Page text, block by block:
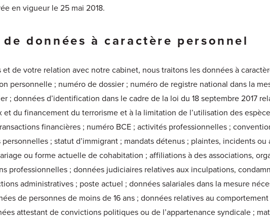
en vigueur le 25 mai 2018.
données à caractère personnel
de votre relation avec notre cabinet, nous traitons les données à
personnelle ; numéro de dossier ; numéro de registre national dans la
; données d’identification dans le cadre de la loi du 18 septembre 2017
du financement du terrorisme et à la limitation de l’utilisation des
financières ; numéro BCE ; activités professionnelles ;
; statut d’immigrant ; mandats détenus ; plaintes, incidents ou
ou forme actuelle de cohabitation ; affiliations à des associations,
professionnelles ; données judiciaires relatives aux inculpations,
administratives ; poste actuel ; données salariales dans la mesure
de personnes de moins de 16 ans ; données relatives au
attestant de convictions politiques ou de l’appartenance syndicale ;